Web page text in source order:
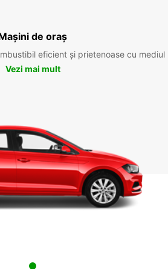
de oraș
eficient și prietenoase cu mediul
Vezi mai mult